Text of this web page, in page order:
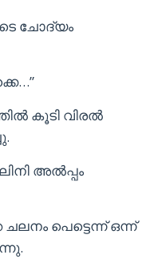
ചോദ്യം
കൂടി വിരൽ
അൽപ്പം
പെട്ടെന്ന് ഒന്ന്